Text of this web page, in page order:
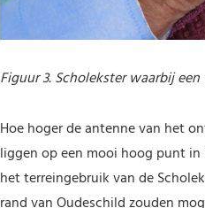
Figuur 3. Scholekster waarbij
Hoe hoger de antenne van het
liggen op een mooi hoog punt
het terreingebruik van de
rand van Oudeschild zouden